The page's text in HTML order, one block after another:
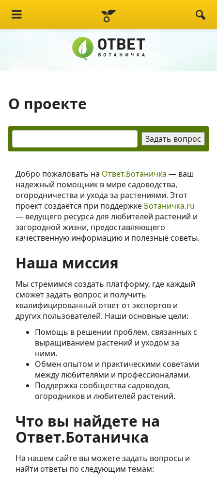
О проекте
Добро пожаловать на Ответ.Ботаничка — ваш
надежный помощник в мире садоводства,
огородничества и ухода за растениями. Этот
проект создаётся при поддержке Ботаничка.ru
— ведущего ресурса для любителей растений и
загородной жизни, предоставляющего
качественную информацию и полезные советы.
Наша миссия
Мы стремимся создать платформу, где каждый
сможет задать вопрос и получить
квалифицированный ответ от экспертов и
других пользователей. Наши основные цели:
Помощь в решении проблем, связанных с
выращиванием растений и уходом за
ними.
Обмен опытом и практическими советами
между любителями и профессионалами.
Поддержка сообщества садоводов,
огородников и любителей растений.
Что вы найдете на
Ответ.Ботаничка
На нашем сайте вы можете задать вопросы и
найти ответы по следующим темам: